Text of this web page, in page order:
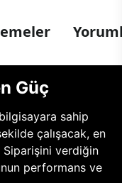
Güç
sahip
çalışacak, en
verdiğin
performans ve